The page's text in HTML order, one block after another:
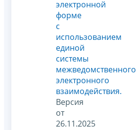
электронной
форме
с
использованием
единой
системы
межведомственного
электронного
взаимодействия.
Версия
от
26.11.2025